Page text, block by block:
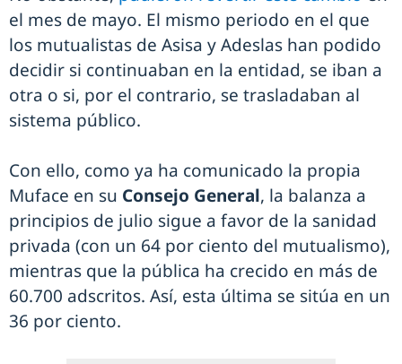
el mes de mayo. El mismo periodo en el que
los mutualistas de Asisa y Adeslas han podido
decidir si continuaban en la entidad, se iban a
otra o si, por el contrario, se trasladaban al
sistema público.
Con ello, como ya ha comunicado la propia
Muface en su Consejo General, la balanza a
principios de julio sigue a favor de la sanidad
privada (con un 64 por ciento del mutualismo),
mientras que la pública ha crecido en más de
60.700 adscritos. Así, esta última se sitúa en un
36 por ciento.